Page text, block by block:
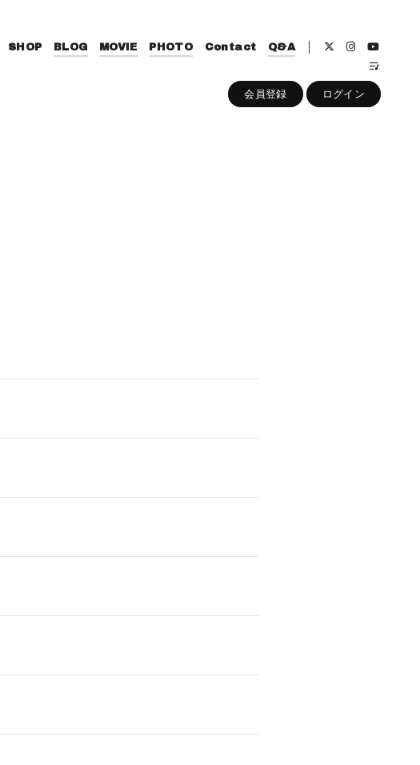
SHOP BLOG MOVIE PHOTO Contact Q&A
会員登録 ログイン